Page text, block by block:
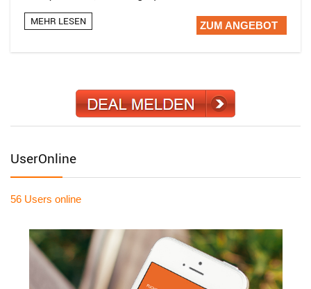
MEHR LESEN ZUM ANGEBOT
UserOnline
56 Users online